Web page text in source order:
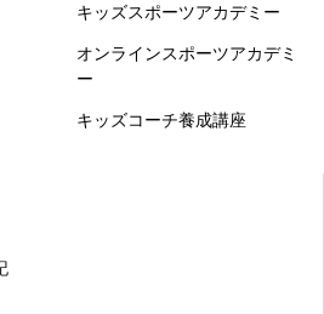
キッズスポーツアカデミー
オンラインスポーツアカデミ
ー
キッズコーチ養成講座